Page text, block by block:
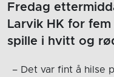
Fredag
Larvik HK for fem
spille i hvitt og
– Det var fint å hilse